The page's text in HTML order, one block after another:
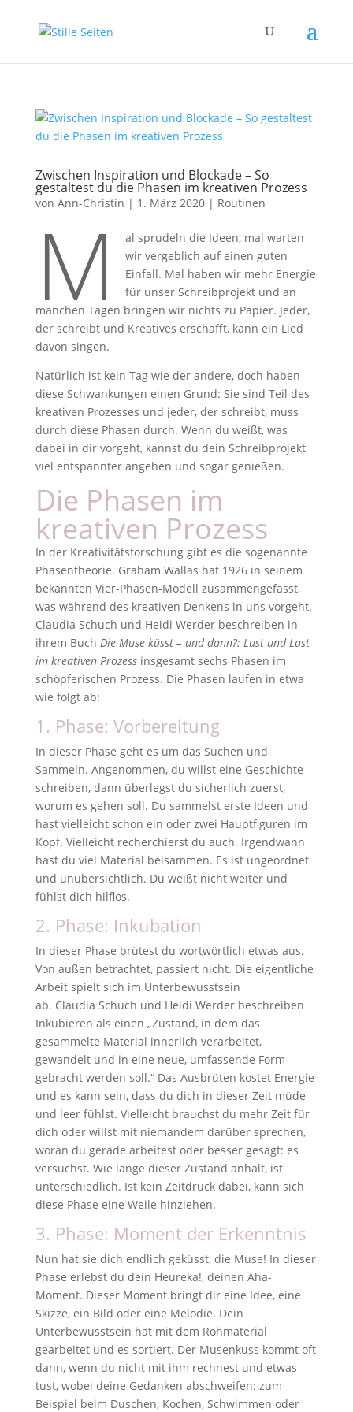
Zwischen Inspiration und Blockade – So
gestaltest du die Phasen im kreativen Prozess
von Ann-Christin | 1. März 2020| Routinen
M
al sprudeln die Ideen, mal warten
wir vergeblich auf einen guten
Einfall. Mal haben wir mehr Energie
für unser Schreibprojekt und an
manchen Tagen bringen wir nichts zu Papier. Jeder,
der schreibt und Kreatives erschafft, kann ein Lied
davon singen.
Natürlich ist kein Tag wie der andere, doch haben
diese Schwankungen einen Grund: Sie sind Teil des
kreativen Prozesses und jeder, der schreibt, muss
durch diese Phasen durch. Wenn du weißt, was
dabei in dir vorgeht, kannst du dein Schreibprojekt
viel entspannter angehen und sogar genießen.
Die Phasen im
kreativen Prozess
In der Kreativitätsforschung gibt es die sogenannte
Phasentheorie. Graham Wallas hat 1926 in seinem
bekannten Vier-Phasen-Modell zusammengefasst,
was während des kreativen Denkens in uns vorgeht.
Claudia Schuch und Heidi Werder beschreiben in
ihrem Buch Die Muse küsst – und dann?: Lust und Last
im kreativen Prozessinsgesamt sechs Phasen im
schöpferischen Prozess. Die Phasen laufen in etwa
wie folgt ab:
1. Phase: Vorbereitung
In dieser Phase geht es um das Suchen und
Sammeln. Angenommen, du willst eine Geschichte
schreiben, dann überlegst du sicherlich zuerst,
worum es gehen soll. Du sammelst erste Ideen und
hast vielleicht schon ein oder zwei Hauptfiguren im
Kopf. Vielleicht recherchierst du auch. Irgendwann
hast du viel Material beisammen. Es ist ungeordnet
und unübersichtlich. Du weißt nicht weiter und
fühlst dich hilflos.
2. Phase: Inkubation
In dieser Phase brütest du wortwörtlich etwas aus.
Von außen betrachtet, passiert nicht. Die eigentliche
Arbeit spielt sich im Unterbewusstsein
ab. Claudia Schuch und Heidi Werder beschreiben
Inkubieren als einen „Zustand, in dem das
gesammelte Material innerlich verarbeitet,
gewandelt und in eine neue, umfassende Form
gebracht werden soll.“ Das Ausbrüten kostet Energie
und es kann sein, dass du dich in dieser Zeit müde
und leer fühlst. Vielleicht brauchst du mehr Zeit für
dich oder willst mit niemandem darüber sprechen,
woran du gerade arbeitest oder besser gesagt: es
versuchst. Wie lange dieser Zustand anhält, ist
unterschiedlich. Ist kein Zeitdruck dabei, kann sich
diese Phase eine Weile hinziehen.
3. Phase: Moment der Erkenntnis
Nun hat sie dich endlich geküsst, die Muse! In dieser
Phase erlebst du dein Heureka!, deinen Aha-
Moment. Dieser Moment bringt dir eine Idee, eine
Skizze, ein Bild oder eine Melodie. Dein
Unterbewusstsein hat mit dem Rohmaterial
gearbeitet und es sortiert. Der Musenkuss kommt oft
dann, wenn du nicht mit ihm rechnest und etwas
tust, wobei deine Gedanken abschweifen: zum
Beispiel beim Duschen, Kochen, Schwimmen oder